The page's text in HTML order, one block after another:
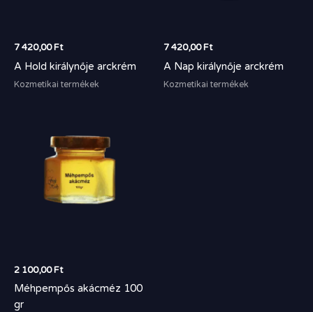
7 420,00Ft
A Hold királynője arckrém
Kozmetikai termékek
7 420,00Ft
A Nap királynője arckrém
Kozmetikai termékek
2 100,00Ft
Méhpempős akácméz 100
gr